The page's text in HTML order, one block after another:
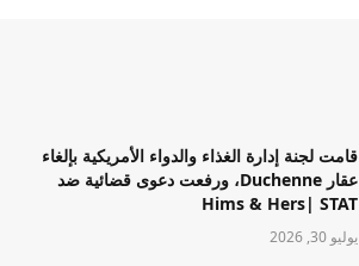
قامت لجنة إدارة الغذاء والدواء الأمريكية بإلغاء
عقار Duchenne، ورفعت دعوى قضائية ضد
Hims & Hers| STAT
يوليو 30, 2026